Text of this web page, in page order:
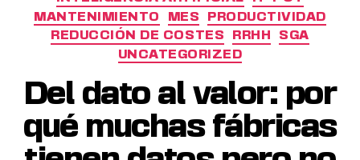
MANTENIMIENTO
MES
PRODUCTIVIDAD
REDUCCIÓN DE COSTES
RRHH
SGA
UNCATEGORIZED
Del dato al valor: por
qué muchas fábricas